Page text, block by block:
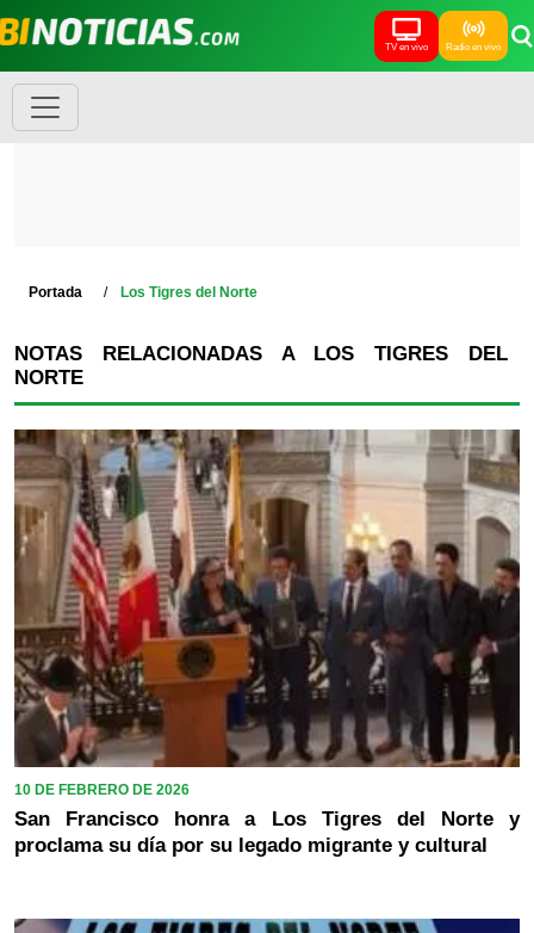
TV en vivo Radio en vivo
Portada Los Tigres del Norte
NOTAS RELACIONADAS A LOS TIGRES DEL
NORTE
10 DE FEBRERO DE 2026
San Francisco honra a Los Tigres del Norte y
proclama su día por su legado migrante y cultural